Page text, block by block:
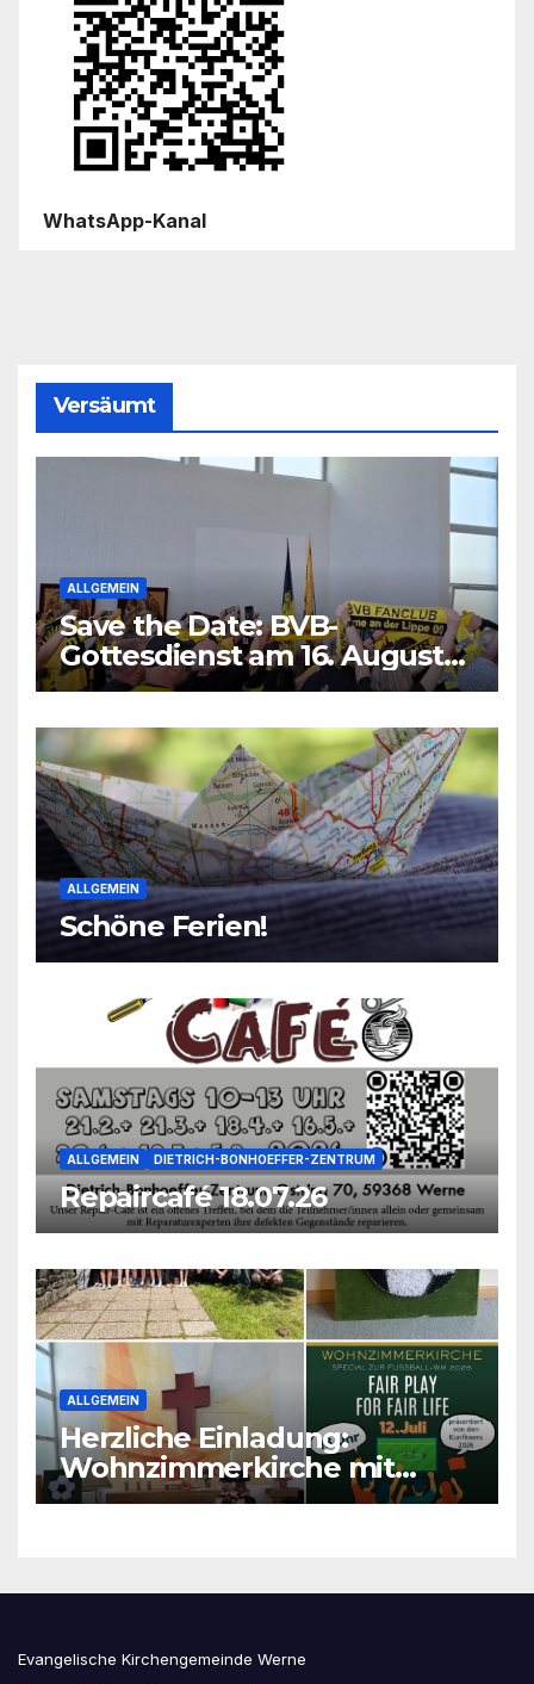
WhatsApp-Kanal
Versäumt
ALLGEMEIN
Save the Date: BVB-
Gottesdienst am 16. August
2026
ALLGEMEIN
Schöne Ferien!
ALLGEMEIN DIETRICH-BONHOEFFER-ZENTRUM
Repaircafé 18.07.26
ALLGEMEIN
Herzliche Einladung:
Wohnzimmerkirche mit
unseren Konfis
Evangelische Kirchengemeinde Werne